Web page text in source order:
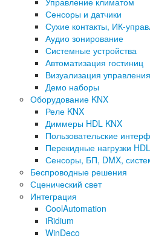
Сенсоры и датчики
Сухие контакты, ИК-
Аудио зонирование
Системные устройства
Автоматизация гостиниц
Визуализация
Демо наборы
Оборудование KNX
Реле KNX
Диммеры HDL KNX
Пользовательские
Перекидные нагрузки
Сенсоры, БП, DMX,
Беспроводные решения
Сценический свет
Интеграция
CoolAutomation
iRidium
WinDeco